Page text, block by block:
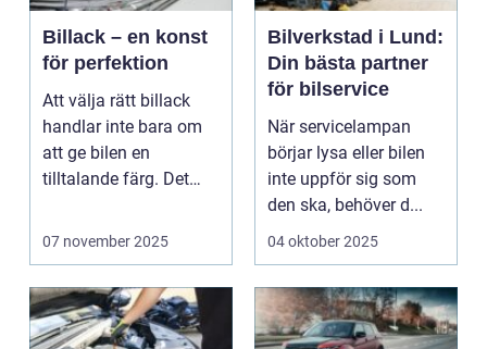
Billack – en konst
för perfektion
Att välja rätt billack
handlar inte bara om
att ge bilen en
tilltalande färg. Det
07 november 2025
Bilverkstad i Lund:
Din bästa partner
för bilservice
När servicelampan
börjar lysa eller bilen
inte uppför sig som
den ska, behöver d...
04 oktober 2025